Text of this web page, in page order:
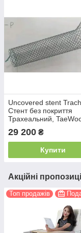
Uncovered stent
Стент без покриття
Трахеальний,
29 200 ₴
Купити
Акційні
Топ продажів